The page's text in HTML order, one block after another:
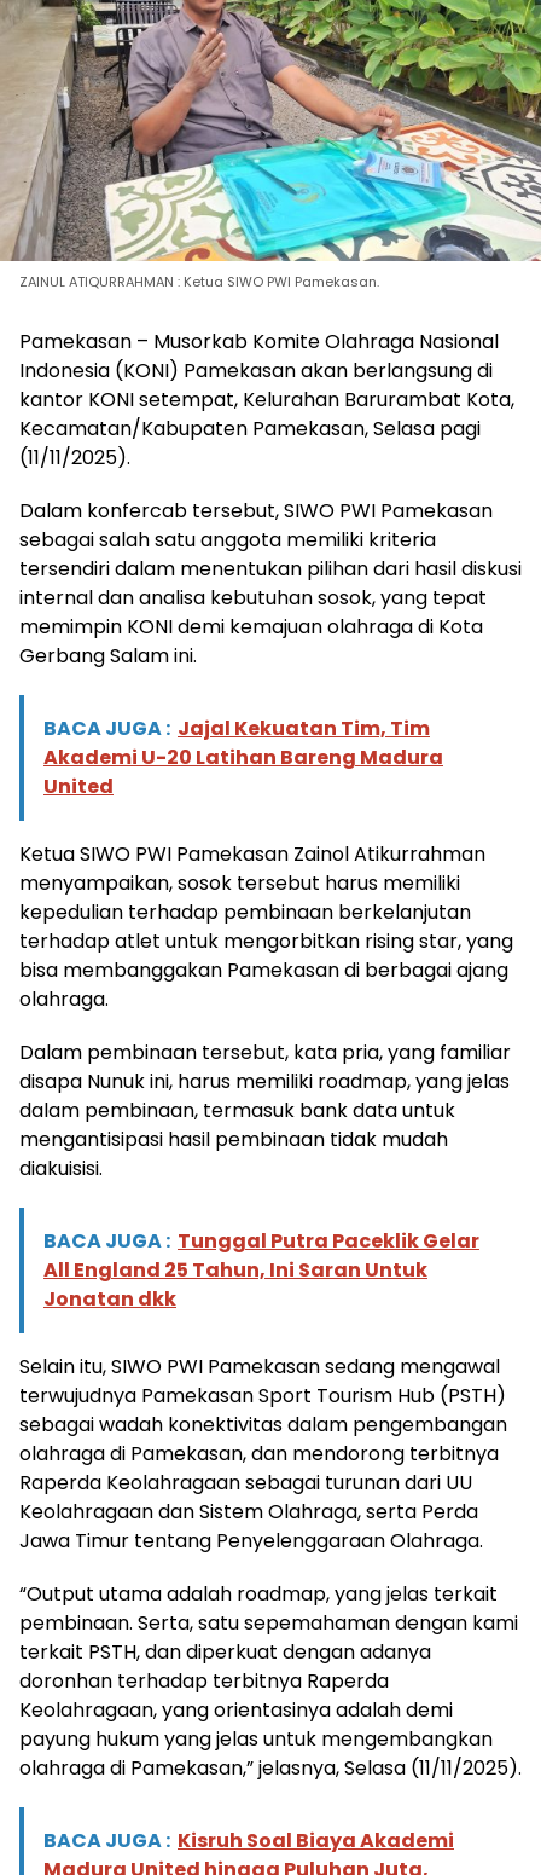
ZAINUL ATIQURRAHMAN : Ketua SIWO PWI Pamekasan.
Pamekasan – Musorkab Komite Olahraga Nasional
Indonesia (KONI) Pamekasan akan berlangsung di
kantor KONI setempat, Kelurahan Barurambat Kota,
Kecamatan/Kabupaten Pamekasan, Selasa pagi
(11/11/2025).
Dalam konfercab tersebut, SIWO PWI Pamekasan
sebagai salah satu anggota memiliki kriteria
tersendiri dalam menentukan pilihan dari hasil diskusi
internal dan analisa kebutuhan sosok, yang tepat
memimpin KONI demi kemajuan olahraga di Kota
Gerbang Salam ini.
BACA JUGA : Jajal Kekuatan Tim, Tim
Akademi U-20 Latihan Bareng Madura
United
Ketua SIWO PWI Pamekasan Zainol Atikurrahman
menyampaikan, sosok tersebut harus memiliki
kepedulian terhadap pembinaan berkelanjutan
terhadap atlet untuk mengorbitkan rising star, yang
bisa membanggakan Pamekasan di berbagai ajang
olahraga.
Dalam pembinaan tersebut, kata pria, yang familiar
disapa Nunuk ini, harus memiliki roadmap, yang jelas
dalam pembinaan, termasuk bank data untuk
mengantisipasi hasil pembinaan tidak mudah
diakuisisi.
BACA JUGA : Tunggal Putra Paceklik Gelar
All England 25 Tahun, Ini Saran Untuk
Jonatan dkk
Selain itu, SIWO PWI Pamekasan sedang mengawal
terwujudnya Pamekasan Sport Tourism Hub (PSTH)
sebagai wadah konektivitas dalam pengembangan
olahraga di Pamekasan, dan mendorong terbitnya
Raperda Keolahragaan sebagai turunan dari UU
Keolahragaan dan Sistem Olahraga, serta Perda
Jawa Timur tentang Penyelenggaraan Olahraga.
“Output utama adalah roadmap, yang jelas terkait
pembinaan. Serta, satu sepemahaman dengan kami
terkait PSTH, dan diperkuat dengan adanya
doronhan terhadap terbitnya Raperda
Keolahragaan, yang orientasinya adalah demi
payung hukum yang jelas untuk mengembangkan
olahraga di Pamekasan,” jelasnya, Selasa (11/11/2025).
BACA JUGA : Kisruh Soal Biaya Akademi